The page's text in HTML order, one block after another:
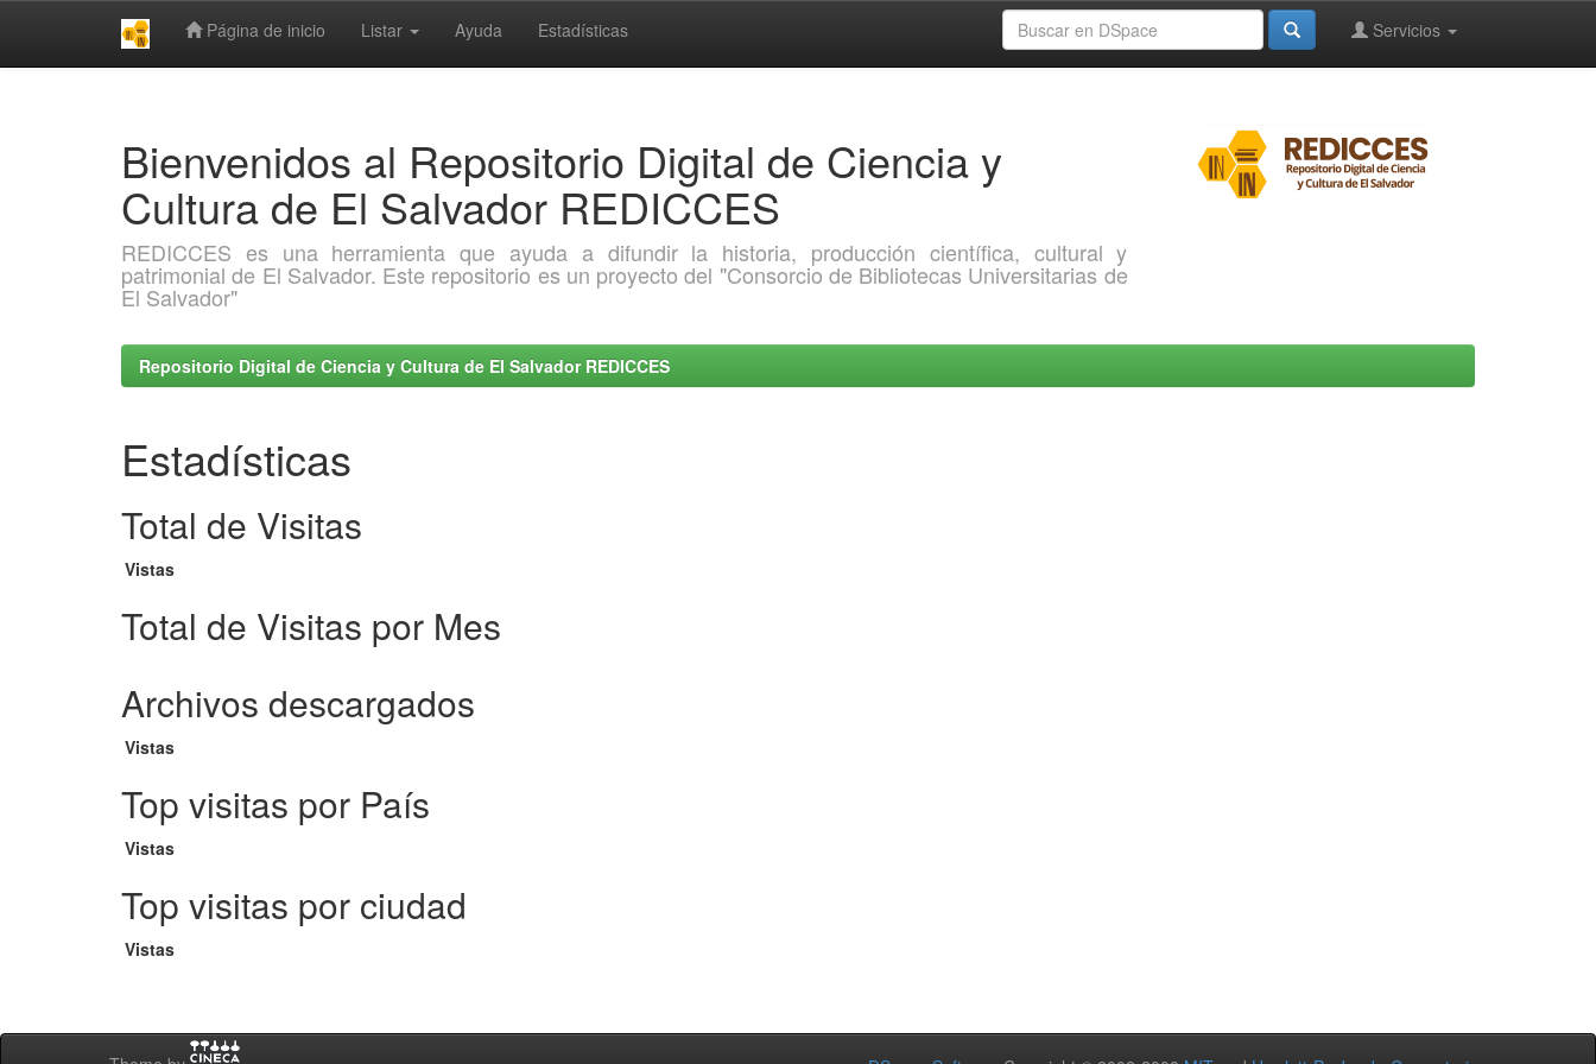
Página de inicio Listar Ayuda Estadísticas Servicios
Bienvenidos al Repositorio Digital de Ciencia y
Cultura de El Salvador REDICCES
REDICCES es una herramienta que ayuda a difundir la historia, producción científica, cultural y
patrimonial de El Salvador. Este repositorio es un proyecto del "Consorcio de Bibliotecas Universitarias de
El Salvador"
Repositorio Digital de Ciencia y Cultura de El Salvador REDICCES
Estadísticas
Total de Visitas
Vistas
Total de Visitas por Mes
Archivos descargados
Vistas
Top visitas por País
Vistas
Top visitas por ciudad
Vistas